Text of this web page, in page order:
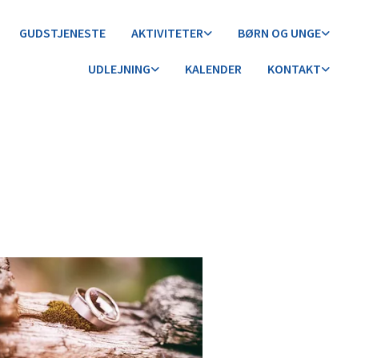
GUDSTJENESTE AKTIVITETER BØRN OG UNGE
UDLEJNING KALENDER KONTAKT